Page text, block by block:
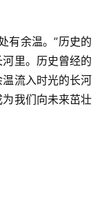
有余温。”历史的
里。历史曾经的
流入时光的长河
我们向未来茁壮